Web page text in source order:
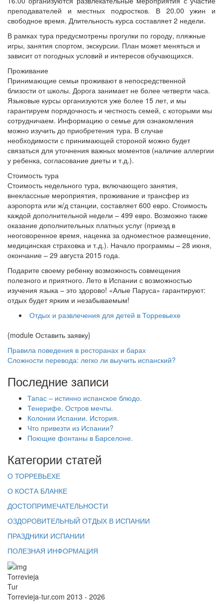
преподавателей и местных подростков. В 20.00 ужин и
свободное время. Длительность курса составляет 2 недели.
В рамках тура предусмотрены прогулки по городу, пляжные
игры, занятия спортом, экскурсии. План может меняться и
зависит от погодных условий и интересов обучающихся.
Проживание
Принимающие семьи проживают в непосредственной
близости от школы. Дорога занимает не более четверти часа.
Языковые курсы организуются уже более 15 лет, и мы
гарантируем порядочность и честность семей, с которыми мы
сотрудничаем. Информацию о семье для ознакомления
можно изучить до приобретения тура. В случае
необходимости с принимающей стороной можно будет
связаться для уточнения важных моментов (наличие аллергии
у ребенка, согласование диеты и т.д.).
Стоимость тура
Стоимость недельного тура, включающего занятия,
внеклассные мероприятия, проживание и трансфер из
аэропорта или ж/д станции, составляет 600 евро. Стоимость
каждой дополнительной недели – 499 евро. Возможно также
оказание дополнительных платных услуг (приезд в
неоговоренное время, наценка за одноместное размещение,
медицинская страховка и т.д.). Начало программы – 28 июня,
окончание – 29 августа 2015 года.
Подарите своему ребенку возможность совмещения
полезного и приятного. Лето в Испании с возможностью
изучения языка – это здорово! «Алые Паруса» гарантируют:
отдых будет ярким и незабываемым!
Отдых и развлечения для детей в Торревьехе
{module Оставить заявку}
Правила поведения в ресторанах и барах
Сложности перевода: легко ли выучить испанский?
Последние записи
Тапас – истинно испанское блюдо.
Тенерифе. Остров мечты.
Колонии Испании. История.
Что привезти из Испании?
Поющие фонтаны в Барселоне.
Категории статей
О ТОРРЕВЬЕХЕ
О КОСТА БЛАНКЕ
ДОСТОПРИМЕЧАТЕЛЬНОСТИ
ОЗДОРОВИТЕЛЬНЫЙ ОТДЫХ В ИСПАНИИ
ПРАЗДНИКИ ИСПАНИИ
ПОЛЕЗНАЯ ИНФОРМАЦИЯ
Torrevieja
Tur
Torrevieja-tur.com 2013 - 2026